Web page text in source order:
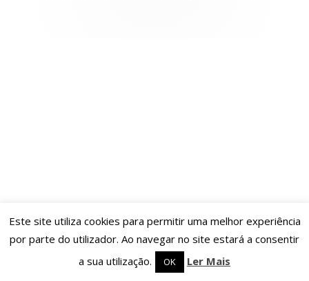
Este site utiliza cookies para permitir uma melhor experiência
por parte do utilizador. Ao navegar no site estará a consentir
a sua utilização.
OK Ler Mais